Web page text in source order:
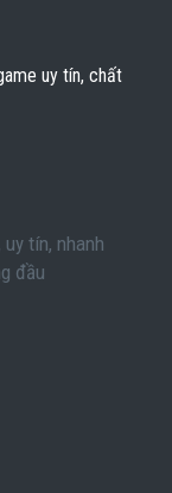
uy tín, chất
tín, nhanh
đầu